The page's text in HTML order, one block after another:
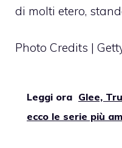
di molti etero,
Photo Credits |
Leggi ora Glee,
ecco le serie più